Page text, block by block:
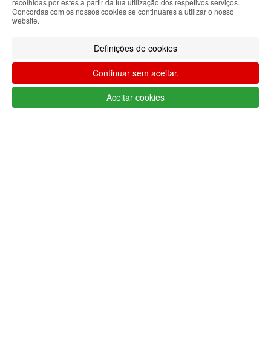
CARRINHO
recolhidas por estes a partir da tua utilização dos respetivos serviços.
Concordas com os nossos cookies se continuares a utilizar o nosso
website.
Definições de cookies
Continuar sem aceitar.
Aceitar cookies